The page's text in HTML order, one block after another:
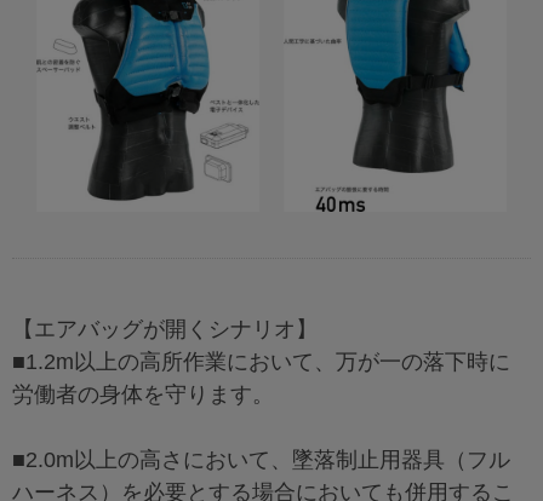
【エアバッグが開くシナリオ】
■1.2m以上の高所作業において、万が一の落下時に
労働者の身体を守ります。
■2.0m以上の高さにおいて、墜落制止用器具（フル
ハーネス）を必要とする場合においても併用するこ